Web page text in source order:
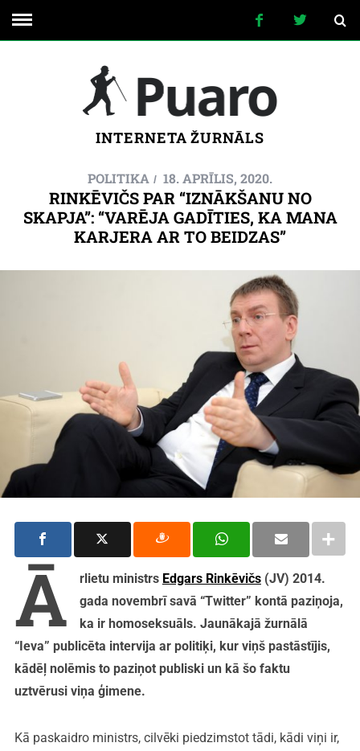
INTERNETA ŽURNĀLS
POLITIKA 18. APRĪLIS, 2020.
RINKĒVIČS PAR “IZNĀKŠANU NO
SKAPJA”: “VARĒJA GADĪTIES, KA MANA
KARJERA AR TO BEIDZAS”
Ā rlietu ministrs Edgars Rinkēvičs(JV) 2014.
gada novembrī savā “Twitter” kontā paziņoja,
ka ir homoseksuāls. Jaunākajā žurnālā
“Ieva” publicēta intervija ar politiķi, kur viņš pastāstījis,
kādēļ nolēmis to paziņot publiski un kā šo faktu
uztvērusi viņa ģimene.
Kā paskaidro ministrs, cilvēki piedzimstot tādi, kādi viņi ir,